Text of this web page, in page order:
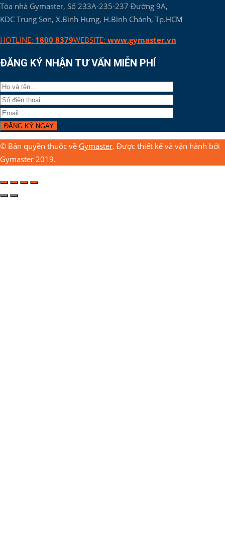
Tòa nhà Gymaster, Số 233A-235-237 Đường 9A,
KDC Trung Sơn, X.Bình Hưng, H.Bình Chánh, Tp.HCM
HOTLINE: 1800 8379WEBSITE: www.gymaster.vn
ĐĂNG KÝ NHẬN TƯ VẤN MIỄN PHÍ
© Bản quyền thuộc về Gymaster. Được thiết kế và vận hành bởi
Gymaster 2019.